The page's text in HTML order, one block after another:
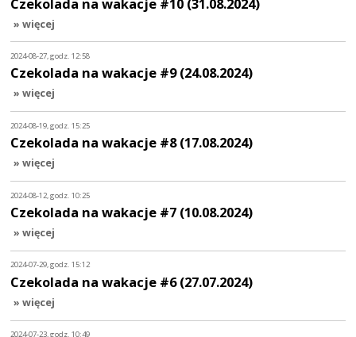
» więcej
2024-08-27, godz. 12:58
Czekolada na wakacje #9 (24.08.2024)
» więcej
2024-08-19, godz. 15:25
Czekolada na wakacje #8 (17.08.2024)
» więcej
2024-08-12, godz. 10:25
Czekolada na wakacje #7 (10.08.2024)
» więcej
2024-07-29, godz. 15:12
Czekolada na wakacje #6 (27.07.2024)
» więcej
2024-07-23, godz. 10:49